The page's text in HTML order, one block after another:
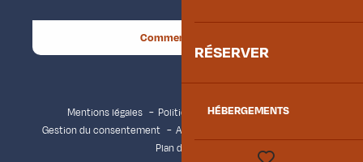
RÉSERVER
HÉBERGEMENTS
Comment venir ?
Mentions légales
Politique de confidentialité
Gestion du consentement
Accessibilité : non conforme
Plan du site